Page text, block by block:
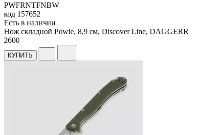
PWFRNTFNBW
код 157652
Есть в наличии
Нож складной Powie, 8,9 см, Discover Line, DAGGERR
2600
КУПИТЬ